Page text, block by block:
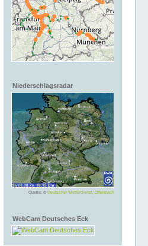
Niederschlagsradar
Quelle: © Deutscher Wetterdienst, Offenbach
WebCam Deutsches Eck